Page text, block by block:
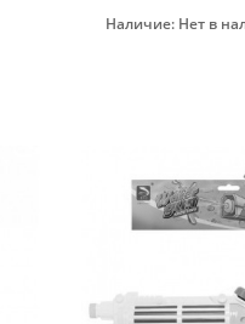
Закончился
Наличие: Нет в
От 3-х лет
Материал